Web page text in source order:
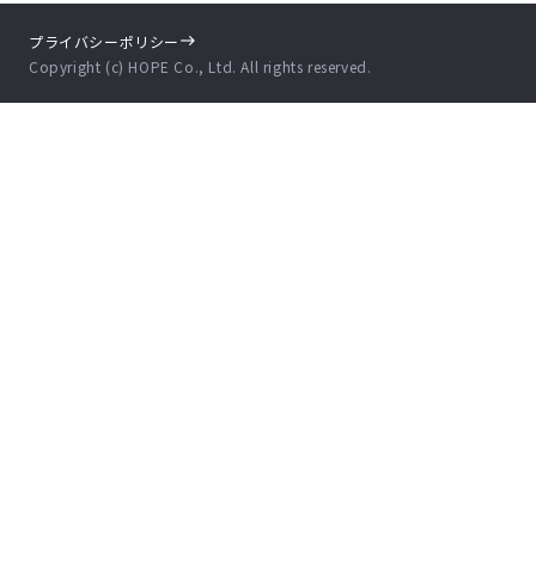
Copyright (c) HOPE Co., Ltd. All rights reserved.
プライバシーポリシー